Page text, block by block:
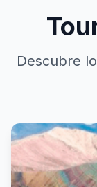
Descubre